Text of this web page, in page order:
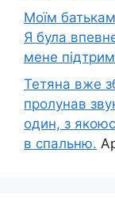
Моїм
Я була
мене
Тетяна вже
пролунав
один, з
в спальню.